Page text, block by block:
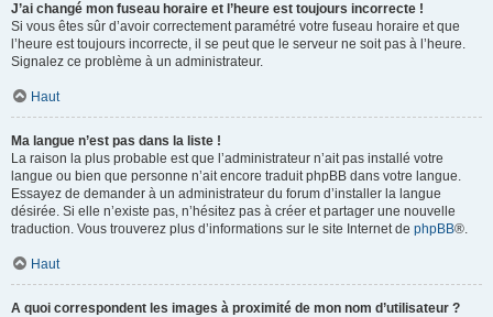
J’ai changé mon fuseau horaire et l’heure est toujours incorrecte !
Si vous êtes sûr d’avoir correctement paramétré votre fuseau horaire et que
l’heure est toujours incorrecte, il se peut que le serveur ne soit pas à l’heure.
Signalez ce problème à un administrateur.
Haut
Ma langue n’est pas dans la liste !
La raison la plus probable est que l’administrateur n’ait pas installé votre
langue ou bien que personne n’ait encore traduit phpBB dans votre langue.
Essayez de demander à un administrateur du forum d’installer la langue
désirée. Si elle n’existe pas, n’hésitez pas à créer et partager une nouvelle
traduction. Vous trouverez plus d’informations sur le site Internet de phpBB®.
Haut
A quoi correspondent les images à proximité de mon nom d’utilisateur ?